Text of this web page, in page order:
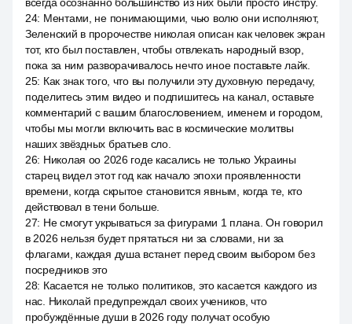
24: Ментами, не понимающими, чью волю они исполняют,
Зеленский в пророчестве николая описан как человек экран
тот, кто был поставлен, чтобы отвлекать народный взор,
пока за ним разворачивалось нечто иное поставьте лайк.
25: Как знак того, что вы получили эту духовную передачу,
поделитесь этим видео и подпишитесь на канал, оставьте
комментарий с вашим благословением, именем и городом,
чтобы мы могли включить вас в космические молитвы
наших звёздных братьев сло.
26: Николая оо 2026 годе касались не только Украины
старец видел этот год как начало эпохи проявленности
времени, когда скрытое становится явным, когда те, кто
действовал в тени больше.
27: Не смогут укрываться за фигурами 1 плана. Он говорил
в 2026 нельзя будет прятаться ни за словами, ни за
флагами, каждая душа встанет перед своим выбором без
посредников это
28: Касается не только политиков, это касается каждого из
нас. Николай предупреждал своих учеников, что
пробуждённые души в 2026 году получат особую